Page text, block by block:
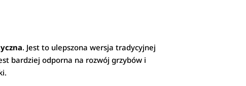
. Jest to ulepszona wersja tradycyjnej
bardziej odporna na rozwój grzybów i